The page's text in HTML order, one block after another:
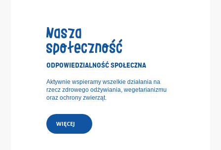
Nasza
społeczność
ODPOWIEDZIALNOŚĆ SPOŁECZNA
Aktywnie wspieramy wszelkie działania na
rzecz zdrowego odżywiania, wegetarianizmu
oraz ochrony zwierząt.
WIĘCEJ